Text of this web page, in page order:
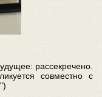
рассекречено.
совместно с